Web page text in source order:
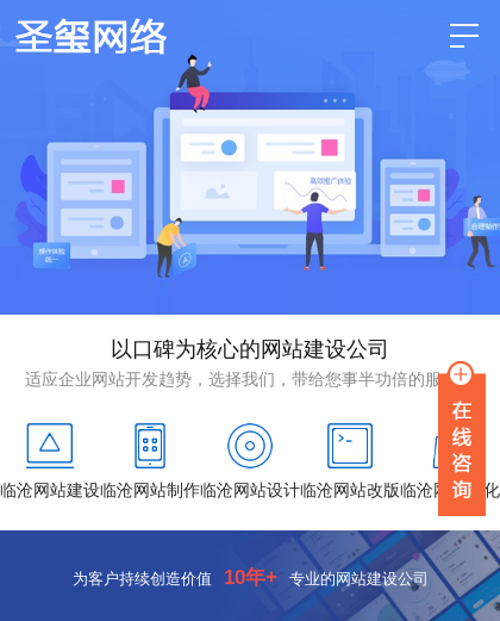
以口碑为核心的网站建设公司
适应企业网站开发趋势，选择我们，带给您事半功倍的服务！
临沧网站建设临沧网站制作临沧网站设计临沧网站改版临沧网站优化
为客户持续创造价值 10年+ 专业的网站建设公司